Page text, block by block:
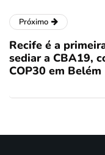
Próximo
Recife é a
sediar a CBA19,
COP30 em Belém